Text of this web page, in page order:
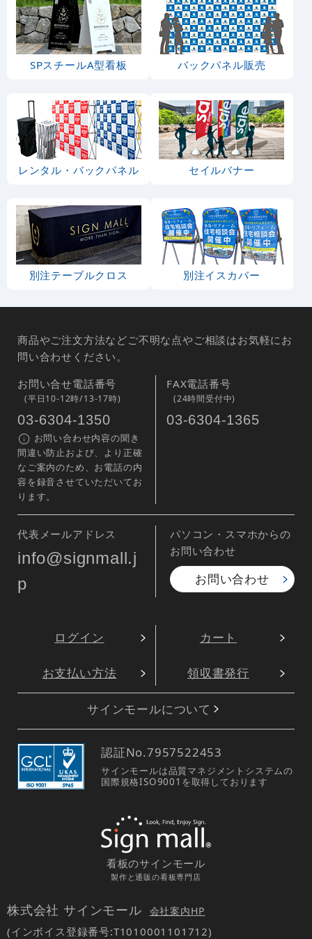
SPスチールA型看板 バックパネル販売
レンタル・バックパネル セイルバナー
別注テーブルクロス 別注イスカバー
商品やご注文方法などご不明な点やご相談はお気軽にお
問い合わせください。
お問い合せ電話番号
(平日10-12時/13-17時)
03-6304-1350
お問い合わせ内容の聞き
間違い防止および、より正確
なご案内のため、お電話の内
容を録音させていただいてお
ります。
FAX電話番号
(24時間受付中)
03-6304-1365
代表メールアドレス
info@signmall.j
p
パソコン・スマホからの
お問い合わせ
お問い合わせ
ログイン カート
お支払い方法 領収書発行
サインモールについて
認証No.7957522453
サインモールは品質マネジメントシステムの
国際規格ISO9001を取得しております
看板のサインモール
製作と通販の看板専門店
株式会社 サインモール 会社案内HP
(インボイス登録番号:T1010001101712)